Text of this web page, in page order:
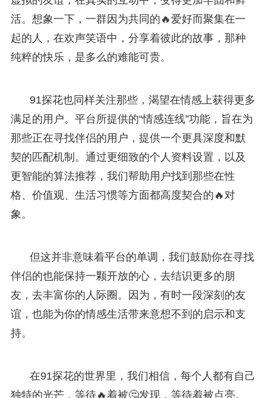
活。想象一下，一群因为共同的🔥爱好而聚集在一
起的人，在欢声笑语中，分享着彼此的故事，那种
纯粹的快乐，是多么的难能可贵。
91探花也同样关注那些，渴望在情感上获得更多
满足的用户。平台所提供的“情感连线”功能，旨在为
那些正在寻找伴侣的用户，提供一个更具深度和默
契的匹配机制。通过更细致的个人资料设置，以及
更智能的算法推荐，我们帮助用户找到那些在性
格、价值观、生活习惯等方面都高度契合的🔥对
象。
但这并非意味着平台的单调，我们鼓励你在寻找
伴侣的也能保持一颗开放的心，去结识更多的朋
友，去丰富你的人际圈。因为，有时一段深刻的友
谊，也能为你的情感生活带来意想不到的启示和支
持。
在91探花的世界里，我们相信，每个人都有自己
独特的光芒，等待🔥着被🤔发现，等待着被点亮。